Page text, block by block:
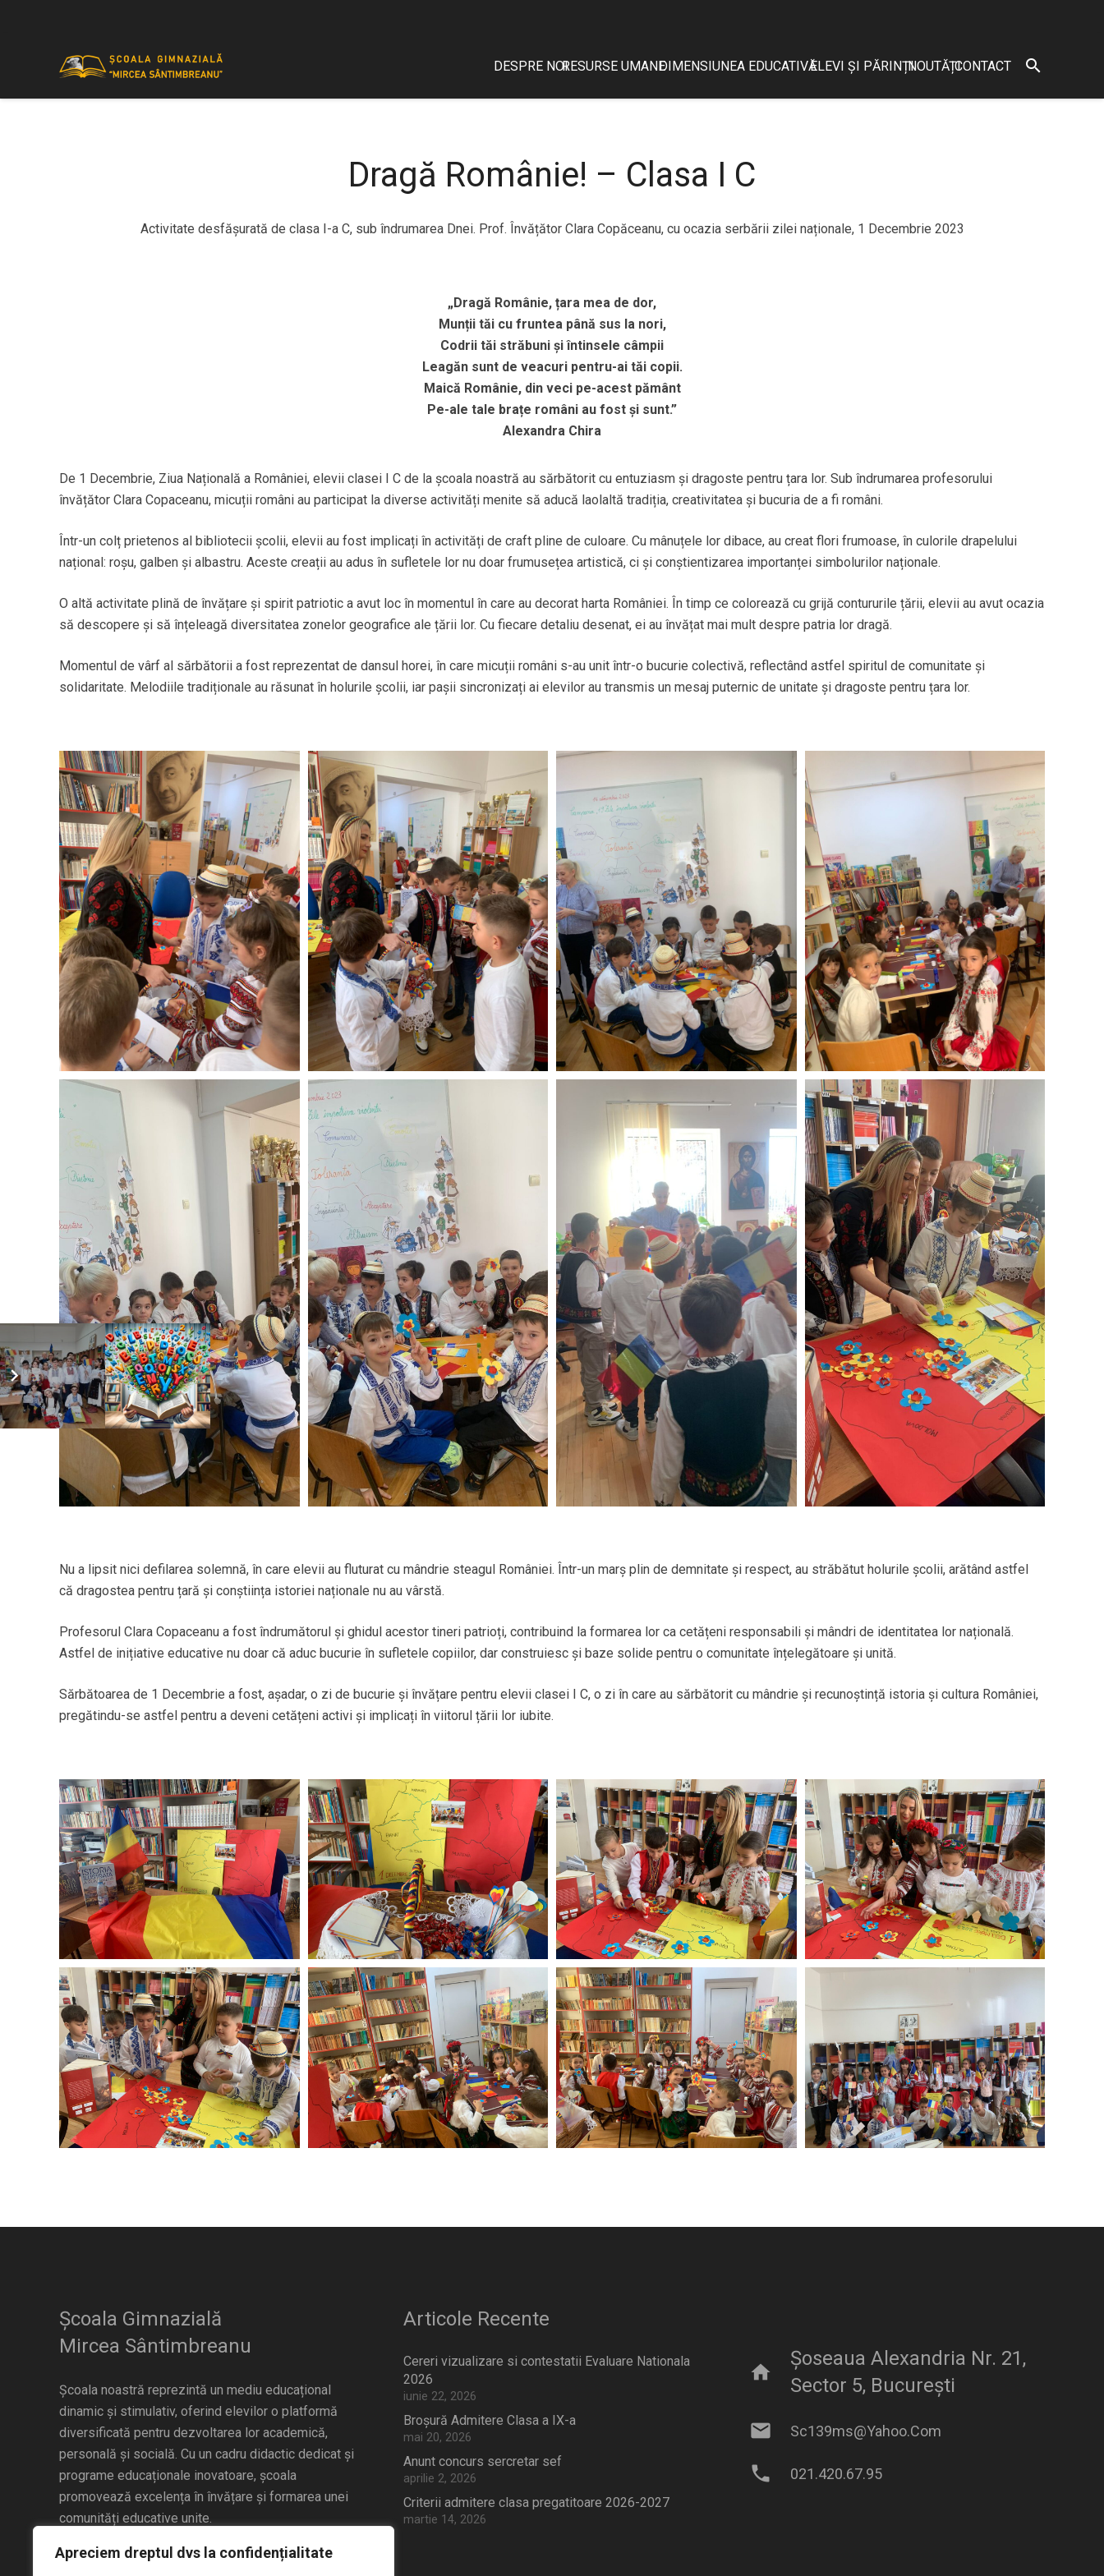
Apreciem dreptul dvs la confidențialitate
DESPRE NOIRESURSE UMANEDIMENSIUNEA EDUCATIVĂELEVI ȘI PĂRINȚINOUTĂȚICONTACT search
Dragă Românie! – Clasa I C
Activitate desfășurată de clasa I-a C, sub îndrumarea Dnei. Prof. Învățător Clara Copăceanu, cu ocazia serbării zilei naționale, 1 Decembrie 2023
„Dragă Românie, țara mea de dor,
Munții tăi cu fruntea până sus la nori,
Codrii tăi străbuni și întinsele câmpii
Leagăn sunt de veacuri pentru-ai tăi copii.
Maică Românie, din veci pe-acest pământ
Pe-ale tale brațe români au fost și sunt.”
Alexandra Chira
De 1 Decembrie, Ziua Națională a României, elevii clasei I C de la școala noastră au sărbătorit cu entuziasm și dragoste pentru țara lor. Sub îndrumarea profesorului
învățător Clara Copaceanu, micuții români au participat la diverse activități menite să aducă laolaltă tradiția, creativitatea și bucuria de a fi români.
Într-un colț prietenos al bibliotecii școlii, elevii au fost implicați în activități de craft pline de culoare. Cu mânuțele lor dibace, au creat flori frumoase, în culorile drapelului
național: roșu, galben și albastru. Aceste creații au adus în sufletele lor nu doar frumusețea artistică, ci și conștientizarea importanței simbolurilor naționale.
O altă activitate plină de învățare și spirit patriotic a avut loc în momentul în care au decorat harta României. În timp ce colorează cu grijă contururile țării, elevii au avut ocazia
să descopere și să înțeleagă diversitatea zonelor geografice ale țării lor. Cu fiecare detaliu desenat, ei au învățat mai mult despre patria lor dragă.
Momentul de vârf al sărbătorii a fost reprezentat de dansul horei, în care micuții români s-au unit într-o bucurie colectivă, reflectând astfel spiritul de comunitate și
solidaritate. Melodiile tradiționale au răsunat în holurile școlii, iar pașii sincronizați ai elevilor au transmis un mesaj puternic de unitate și dragoste pentru țara lor.
Nu a lipsit nici defilarea solemnă, în care elevii au fluturat cu mândrie steagul României. Într-un marș plin de demnitate și respect, au străbătut holurile școlii, arătând astfel
că dragostea pentru țară și conștiința istoriei naționale nu au vârstă.
Profesorul Clara Copaceanu a fost îndrumătorul și ghidul acestor tineri patrioți, contribuind la formarea lor ca cetățeni responsabili și mândri de identitatea lor națională.
Astfel de inițiative educative nu doar că aduc bucurie în sufletele copiilor, dar construiesc și baze solide pentru o comunitate înțelegătoare și unită.
Sărbătoarea de 1 Decembrie a fost, așadar, o zi de bucurie și învățare pentru elevii clasei I C, o zi în care au sărbătorit cu mândrie și recunoștință istoria și cultura României,
pregătindu-se astfel pentru a deveni cetățeni activi și implicați în viitorul țării lor iubite.
Școala Gimnazială
Mircea Sântimbreanu
Școala noastră reprezintă un mediu educațional
dinamic și stimulativ, oferind elevilor o platformă
diversificată pentru dezvoltarea lor academică,
personală și socială. Cu un cadru didactic dedicat și
programe educaționale inovatoare, școala
promovează excelența în învățare și formarea unei
comunități educative unite.
Articole Recente
Cereri vizualizare si contestatii Evaluare Nationala
2026
iunie 22, 2026
Broșură Admitere Clasa a IX-a
mai 20, 2026
Anunt concurs sercretar sef
aprilie 2, 2026
Criterii admitere clasa pregatitoare 2026-2027
martie 14, 2026
home
Șoseaua Alexandria Nr. 21,
Sector 5, București
mail
Sc139ms@yahoo.com
phone 021.420.67.95